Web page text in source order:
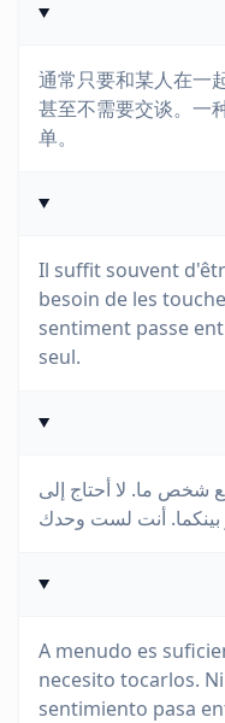
通常只要和某人在一
甚至不需要交谈。一
单。
Il suffit souvent
besoin de les
sentiment passe
seul.
شخص ما. لا أحتاج إلى
A menudo es
necesito tocarlos.
sentimiento pasa